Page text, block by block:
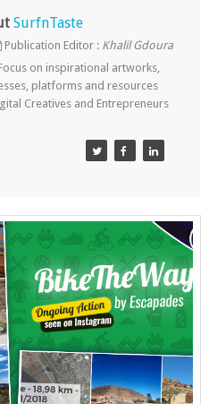
SurfnTaste
Publication Editor : Khalil Gdoura
on inspirational artworks,
platforms and resources
Creatives and Entrepreneurs